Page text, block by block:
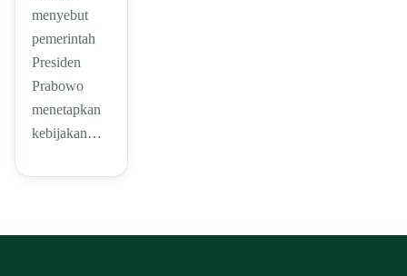
menyebut
pemerintah
Presiden
Prabowo
menetapkan
kebijakan…